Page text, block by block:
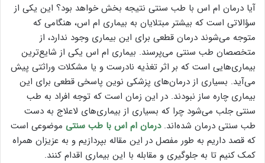
آیا درمان ام اس با طب سنتی نتیجه بخش خواهد بود؟ این یکی از
سؤالاتی است که بیشتر مبتلایان به بیماری ام اس، هنگامی که
متوجه می‌شوند درمان قطعی برای این بیماری وجود ندارد، از
متخصصان طب سنتی می‌پرسند. بیماری ام اس یکی از شایع‌ترین
بیماری‌هایی است که بر اثر تغذیه نادرست و یا مشکلات وراثتی پیش
می‌آید. بسیاری از درمان‌های پزشکی نوین پاسخی قطعی برای این
بیماری چاره ساز نبودند. در این زمان است که توجه افراد به طب
سنتی جلب می‌شود چرا که بسیاری از بیماری‌های لاعلاج به دست
طب سنتی درمان شده‌اند.درمان ام اس با طب سنتی موضوعی است
که قصد داریم به طور مفصل در این مقاله بپردازیم و به عزیزان همراه
کمک کنیم تا به جلوگیری و مقابله با این بیماری اقدام کنند.